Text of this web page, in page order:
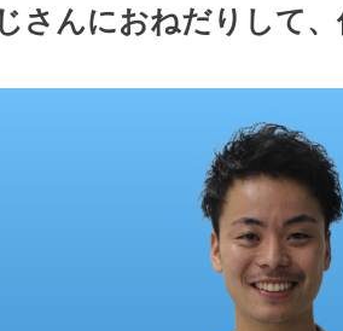
さんにおねだりして